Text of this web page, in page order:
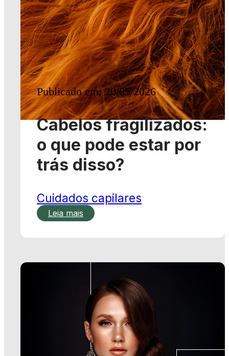
Publicado em: 20/05/2026
Cabelos fragilizados:
o que pode estar por
trás disso?
Cuidados capilares
Leia mais